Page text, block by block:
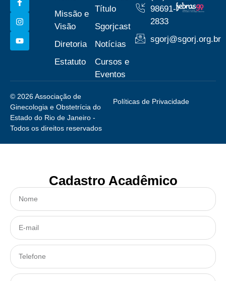
Missão e
Visão
Diretoria
Estatuto
Título
Sgorjcast
Notícias
Cursos e
Eventos
98691-
2833
sgorj@sgorj.org.br
© 2026 Associação de
Ginecologia e Obstetrícia do
Estado do Rio de Janeiro -
Todos os direitos reservados
Políticas de Privacidade
Cadastro Acadêmico